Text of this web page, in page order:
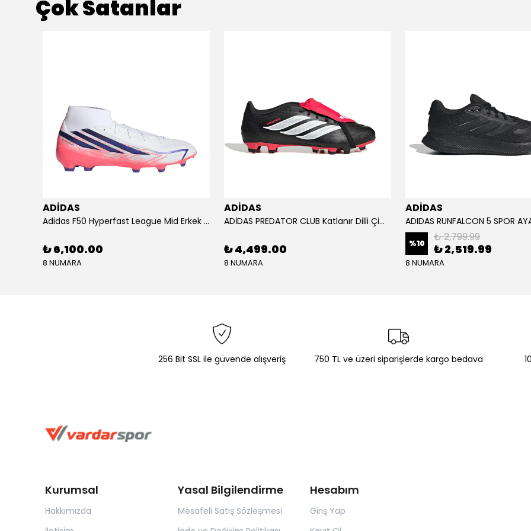
Çok Satanlar
ADİDAS
Adidas F50 Hyperfast League Mid Erkek Krampon (IH7090)
₺ 6,100.00
8 NUMARA
ADİDAS
ADİDAS PREDATOR CLUB Katlanır Dilli Çim Saha/Çoklu Zemin Kramponu JR3330
₺ 4,499.00
8 NUMARA
ADİDAS
%10 ₺ 2,799.99
₺ 2,519.99
8 NUMARA
256 Bit SSL ile güvende alışveriş 750 TL ve üzeri siparişlerde kargo bedava
Kurumsal
Hakkımızda
Yasal Bilgilendirme
Mesafeli Satış Sözleşmesi
Hesabım
Giriş Yap